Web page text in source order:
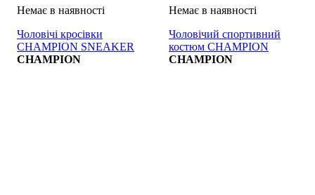
Чоловічі кросівки
CHAMPION SNEAKER
CHAMPION
Чоловічий спортивний
костюм CHAMPION
TUTA
CHAMPION